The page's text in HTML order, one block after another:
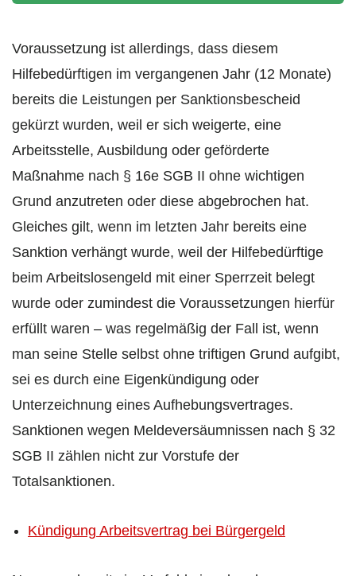
Voraussetzung ist allerdings, dass diesem
Hilfebedürftigen im vergangenen Jahr (12 Monate)
bereits die Leistungen per Sanktionsbescheid
gekürzt wurden, weil er sich weigerte, eine
Arbeitsstelle, Ausbildung oder geförderte
Maßnahme nach § 16e SGB II ohne wichtigen
Grund anzutreten oder diese abgebrochen hat.
Gleiches gilt, wenn im letzten Jahr bereits eine
Sanktion verhängt wurde, weil der Hilfebedürftige
beim Arbeitslosengeld mit einer Sperrzeit belegt
wurde oder zumindest die Voraussetzungen hierfür
erfüllt waren – was regelmäßig der Fall ist, wenn
man seine Stelle selbst ohne triftigen Grund aufgibt,
sei es durch eine Eigenkündigung oder
Unterzeichnung eines Aufhebungsvertrages.
Sanktionen wegen Meldeversäumnissen nach § 32
SGB II zählen nicht zur Vorstufe der
Totalsanktionen.
Kündigung Arbeitsvertrag bei Bürgergeld